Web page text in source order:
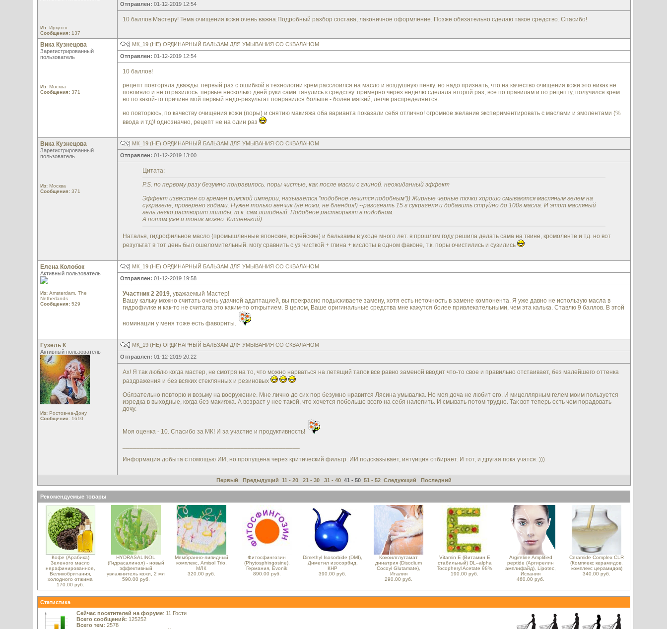
Из:Иркутск
Сообщения:137
Отправлен: 01-12-2019 12:54
10 баллов Мастеру! Тема очищения кожи очень важна.Подробный разбор состава, лаконичное оформление. Позже обязательно сделаю такое средство. Спасибо!
Вика Кузнецова
Зарегистрированный
пользователь
Из:Москва
Сообщения:371
МК_19 (НЕ) ОРДИНАРНЫЙ БАЛЬЗАМ ДЛЯ УМЫВАНИЯ СО СКВАЛАНОМ
Отправлен: 01-12-2019 12:54
10 баллов!
рецепт повторяла дважды. первый раз с ошибкой в технологии крем расслоился на масло и воздушную пенку. но надо признать, что на качество очищения кожи это никак не
повлияло и не отразилось. первые несколько дней руки сами тянулись к средству. примерно через неделю сделала второй раз, все по правилам и по рецепту, получился крем.
но по какой-то причине мой первый недо-результат понравился больше - более мягкий, легче распределяется.
но повторюсь, по качеству очищения кожи (поры) и снятию макияжа оба варианта показали себя отлично! огромное желание экспериментировать с маслами и эмолентами (%
ввода и тд)! однозначно, рецепт не на один раз
Вика Кузнецова
Зарегистрированный
пользователь
Из:Москва
Сообщения:371
МК_19 (НЕ) ОРДИНАРНЫЙ БАЛЬЗАМ ДЛЯ УМЫВАНИЯ СО СКВАЛАНОМ
Отправлен: 01-12-2019 13:00
Цитата:
P.S. по первому разу безумно понравилось. поры чистые, как после маски с глиной. неожиданный эффект
Эффект известен со времен римской империи, называется "подобное лечится подобным")) Жирные черные точки хорошо смываются масляным гелем на
сукрагеле, проверено годами. Нужен только венчик (не ножи, не блендия!) --разогнать 15 г сукрагеля и добавить струйно до 100г масла. И этот масляный
гель легко растворит липиды, т.к. сам липидный. Подобное растворяют в подобном.
А потом уже и тоник можно. Кисленький)
Наталья, гидрофильное масло (промышленные японские, корейские) и бальзамы в уходе много лет. в прошлом году решила делать сама на твине, кромоленте и тд. но вот
результат в тот день был ошеломительный. могу сравнить с уз чисткой + глина + кислоты в одном факоне, т.к. поры очистились и сузились
Елена Колобок
Активный пользователь
Из:Amsterdam, The
Netherlands
Сообщения:529
МК_19 (НЕ) ОРДИНАРНЫЙ БАЛЬЗАМ ДЛЯ УМЫВАНИЯ СО СКВАЛАНОМ
Отправлен: 01-12-2019 19:58
Участник 2 2019, уважаемый Мастер!
Вашу кальку можно считать очень удачной адаптацией, вы прекрасно подыскиваете замену, хотя есть неточность в замене компонента. Я уже давно не использую масла в
гидрофилке и как-то не считала это каким-то открытием. В целом, Ваше оригинальные средства мне кажутся более привлекательными, чем эта калька. Ставлю 9 баллов. В этой
номинации у меня тоже есть фавориты.
Гузель К
Активный пользователь
Из:Ростов-на-Дону
Сообщения:1610
МК_19 (НЕ) ОРДИНАРНЫЙ БАЛЬЗАМ ДЛЯ УМЫВАНИЯ СО СКВАЛАНОМ
Отправлен: 01-12-2019 20:22
Ах! Я так люблю когда мастер, не смотря на то, что можно нарваться на летящий тапок все равно заменой вводит что-то свое и правильно отстаивает, без малейшего оттенка
раздражения и без всяких стеклянных и резиновых
Обязательно повторю и возьму на вооружение. Мне лично до сих пор безумно нравится Лясина умывалка. Но моя доча не любит его. И мицеллярным гелем моим пользуется
изредка в выходные, когда без макияжа. А возраст у нее такой, что хочется побольше всего на себя налепить. И смывать потом трудно. Так вот теперь есть чем порадовать
дочу.
Моя оценка - 10. Спасибо за МК! И за участие и продуктивность!
Информация добыта с помощью ИИ, но пропущена через критический фильтр. ИИ подсказывает, интуиция отбирает. И тот, и другая пока учатся. )))
Первый Предыдущий 11 - 20 21 - 30 31 - 4041 - 50 51 - 52 Следующий Последний
Рекомендуемые товары
Кофе (Арабика)
Зеленого масло
нерафинированное,
Великобритания,
холодного отжима
170.00 руб.
HYDRASALINOL
(Гидрасалинол) - новый
эффективный
увлажнитель кожи, 2 мл
590.00 руб.
Мембранно-липидный
комплекс, Amisol Trio,
МЛК
320.00 руб.
Фитосфингозин
(Phytosphingosine),
Германия, Evonik
890.00 руб.
Dimethyl Isosorbide (DMI),
Диметил изосорбид,
КНР
390.00 руб.
Кокоилглутамат
динатрия (Disodium
Cocoyl Glutamate),
Италия
290.00 руб.
Vitamin E (Витамин E
стабильный) DL–alpha
Tocopheryl Acetate 98%
190.00 руб.
Argireline Amplified
peptide (Аргирелин
амплифайд), Lipotec,
Испания
460.00 руб.
Ceramide Complex CLR
(Комплекс керамидов,
комплекс церамидов)
340.00 руб.
Статистика
Сейчас посетителей на форуме: 11 Гости
Всего сообщений: 125252
Всего тем: 2578